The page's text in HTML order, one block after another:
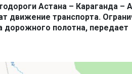
Астана – Караганда –
движение транспорта.
дорожного полотна, передает